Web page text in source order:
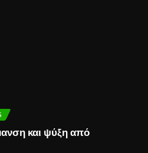
και ψύξη από